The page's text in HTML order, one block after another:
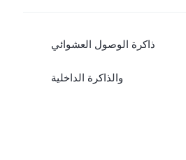
ذاكرة الوصول العشوائي
والذاكرة الداخلية